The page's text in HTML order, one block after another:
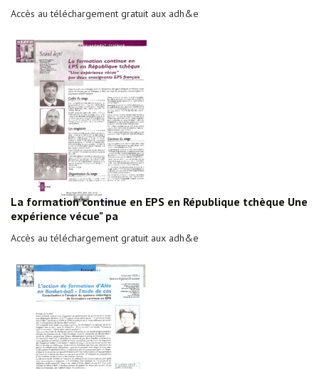
Accès au téléchargement gratuit aux adh&e
La formation continue en EPS en République tchèque Une
expérience vécue" pa
Accès au téléchargement gratuit aux adh&e